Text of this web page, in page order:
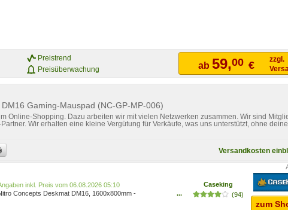
Preistrend
Preisüberwachung
ab 59,00 €
zzgl.
Gaming-Mauspad (NC-GP-MP-006)
Online-Shopping. Dazu arbeiten wir mit vielen Netzwerken zusammen. Wir sind
Wir erhalten eine kleine Vergütung für Verkäufe, was uns unterstützt, ohne
Versandkosten
Preis vom 06.08.2026 05:10
Concepts Deskmat DM16, 1600x800mm -
...
Caseking
(94)
zum